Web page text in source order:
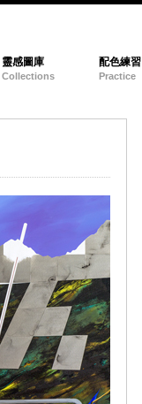
靈感圖庫
Collections
配色練習
Practice